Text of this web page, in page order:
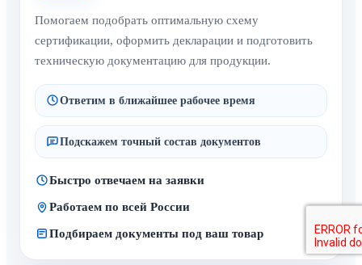
Помогаем подобрать оптимальную схему
сертификации, оформить декларации и подготовить
техническую документацию для продукции.
Ответим в ближайшее рабочее время
Подскажем точный состав документов
Быстро отвечаем на заявки
Работаем по всей России
Подбираем документы под ваш товар